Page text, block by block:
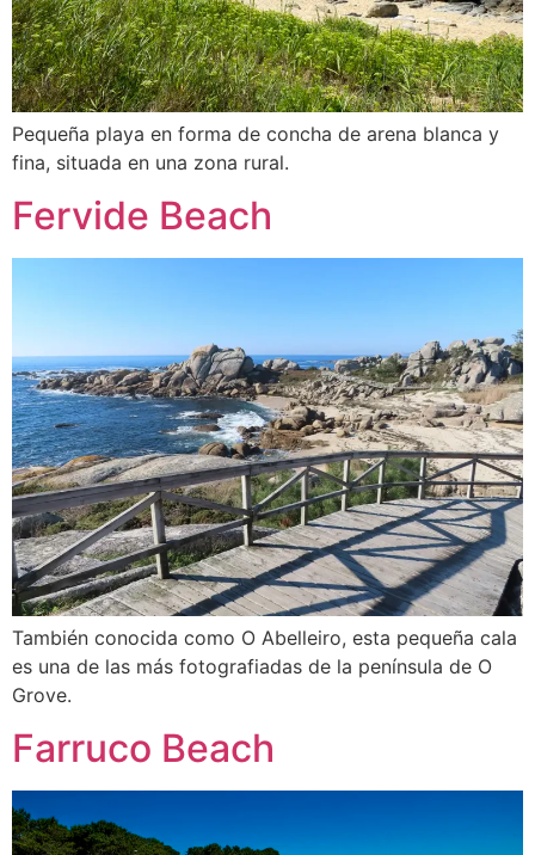
Pequeña playa en forma de concha de arena blanca y
fina, situada en una zona rural.
Fervide Beach
También conocida como O Abelleiro, esta pequeña cala
es una de las más fotografiadas de la península de O
Grove.
Farruco Beach